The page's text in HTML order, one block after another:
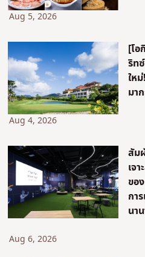
Aug 5, 2026
[โอ
ริท
ให
มา
Aug 4, 2026
สัม
เจ
ขอ
กา
นา
Aug 6, 2026